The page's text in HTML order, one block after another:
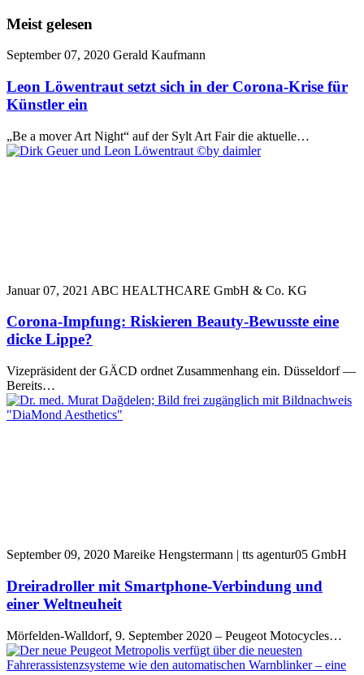
Meist gelesen
September 07, 2020 Gerald Kaufmann
Leon Löwentraut setzt sich in der Corona-Krise für
Künstler ein
„Be a mover Art Night“ auf der Sylt Art Fair die aktuelle…
Januar 07, 2021 ABC HEALTHCARE GmbH & Co. KG
Corona-Impfung: Riskieren Beauty-Bewusste eine
dicke Lippe?
Vizepräsident der GÄCD ordnet Zusammenhang ein. Düsseldorf —
Bereits…
September 09, 2020 Mareike Hengstermann | tts agentur05 GmbH
Dreiradroller mit Smartphone-Verbindung und
einer Weltneuheit
Mörfelden-Walldorf, 9. September 2020 – Peugeot Motocycles…